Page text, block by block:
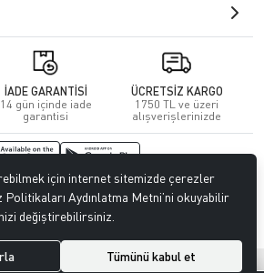
İADE GARANTİSİ
14 gün içinde iade
garantisi
ÜCRETSİZ KARGO
1750 TL ve üzeri
alışverişlerinizde
. Tüm hakları saklıdır.
Nesil E-Ticaret Sistemleri ile Hazırlanmıştır.
için internet sitemizde çerezler
Politikaları Aydınlatma Metni’ni okuyabilir
değiştirebilirsiniz.
Tümünü kabul et